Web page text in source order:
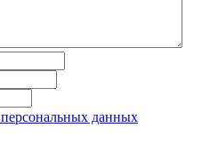
персональных данных